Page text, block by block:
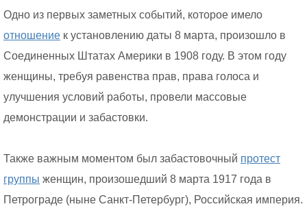
Одно из первых заметных событий, которое имело
отношение к установлению даты 8 марта, произошло в
Соединенных Штатах Америки в 1908 году. В этом году
женщины, требуя равенства прав, права голоса и
улучшения условий работы, провели массовые
демонстрации и забастовки.
Также важным моментом был забастовочный протест
группы женщин, произошедший 8 марта 1917 года в
Петрограде (ныне Санкт-Петербург), Российская империя.